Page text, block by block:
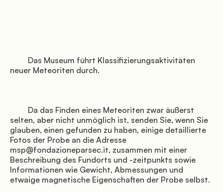
               Shuttle buchen
neuer Meteoriten durch.
selten, aber nicht unmöglich ist, senden Sie, wenn Sie
glauben, einen gefunden zu haben, einige detaillierte
Fotos der Probe an die Adresse
msp@fondazioneparsec.it, zusammen mit einer
Beschreibung des Fundorts und -zeitpunkts sowie
Informationen wie Gewicht, Abmessungen und
etwaige magnetische Eigenschaften der Probe selbst.